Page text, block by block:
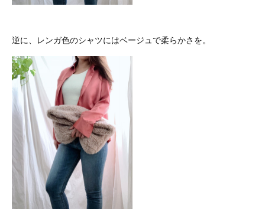
逆に、レンガ色のシャツにはベージュで柔らかさを。